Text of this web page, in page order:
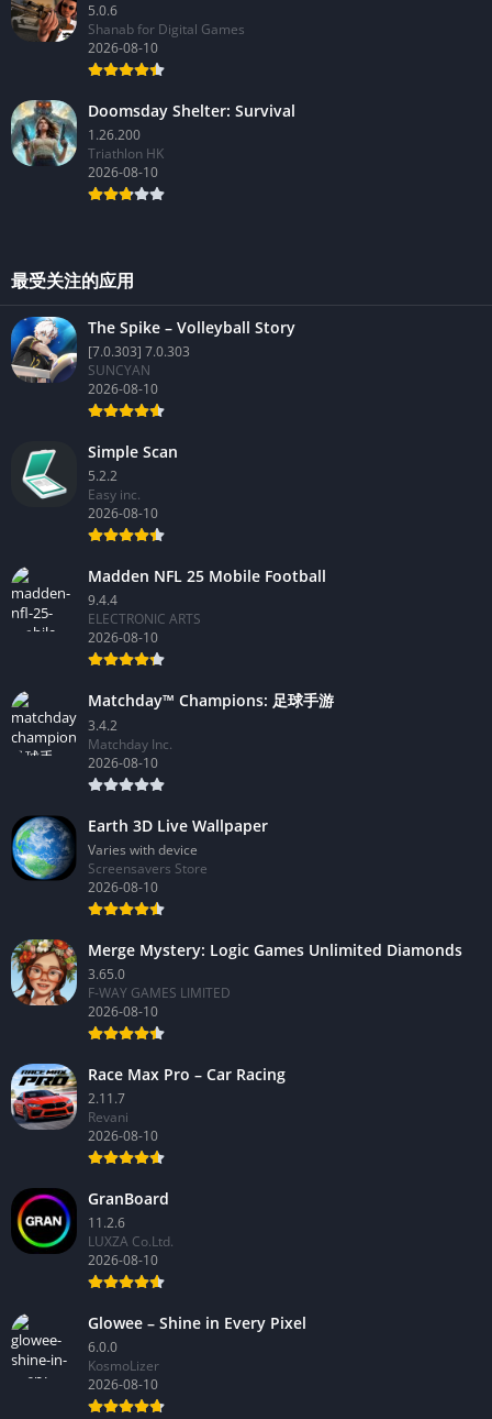
5.0.6
Shanab for Digital Games
2026-08-10
Doomsday Shelter: Survival
1.26.200
Triathlon HK
2026-08-10
最受关注的应用
The Spike – Volleyball Story
[7.0.303] 7.0.303
SUNCYAN
2026-08-10
Simple Scan
5.2.2
Easy inc.
2026-08-10
Madden NFL 25 Mobile Football
9.4.4
ELECTRONIC ARTS
2026-08-10
Matchday™ Champions: 足球手游
3.4.2
Matchday Inc.
2026-08-10
Earth 3D Live Wallpaper
Varies with device
Screensavers Store
2026-08-10
Merge Mystery: Logic Games Unlimited Diamonds
3.65.0
F-WAY GAMES LIMITED
2026-08-10
Race Max Pro – Car Racing
2.11.7
Revani
2026-08-10
GranBoard
11.2.6
LUXZA Co.Ltd.
2026-08-10
Glowee – Shine in Every Pixel
6.0.0
KosmoLizer
2026-08-10